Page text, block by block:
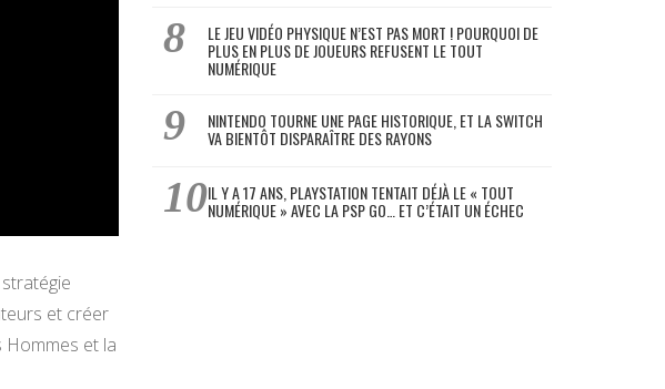
et créer
Hommes et la
LE JEU VIDÉO PHYSIQUE N’EST PAS MORT ! POURQUOI DE
PLUS EN PLUS DE JOUEURS REFUSENT LE TOUT
NUMÉRIQUE
NINTENDO TOURNE UNE PAGE HISTORIQUE, ET LA SWITCH
VA BIENTÔT DISPARAÎTRE DES RAYONS
IL Y A 17 ANS, PLAYSTATION TENTAIT DÉJÀ LE « TOUT
NUMÉRIQUE » AVEC LA PSP GO… ET C’ÉTAIT UN ÉCHEC